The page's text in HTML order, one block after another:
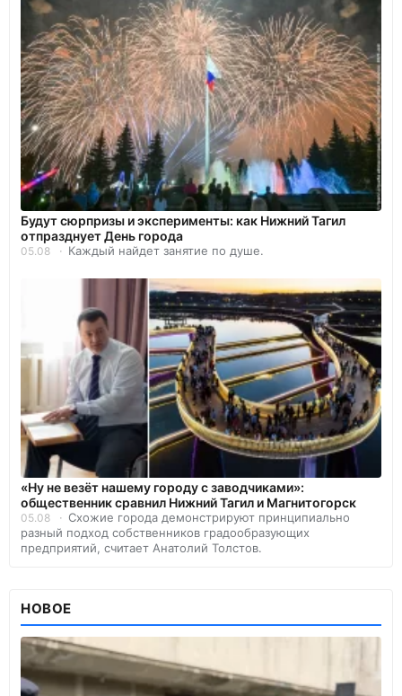
Будут сюрпризы и эксперименты: как Нижний Тагил
отпразднует День города
05.08 Каждый найдет занятие по душе.
«Ну не везёт нашему городу с заводчиками»:
общественник сравнил Нижний Тагил и Магнитогорск
05.08
Схожие города демонстрируют принципиально
разный подход собственников градообразующих
предприятий, считает Анатолий Толстов.
НОВОЕ